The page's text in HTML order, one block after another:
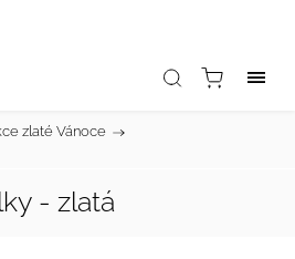
zlaté Vánoce /
- zlatá